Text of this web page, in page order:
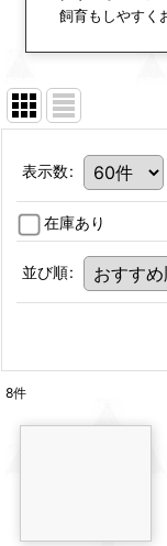
飼育もしやすく
表示数:
在庫あり
並び順:
8件